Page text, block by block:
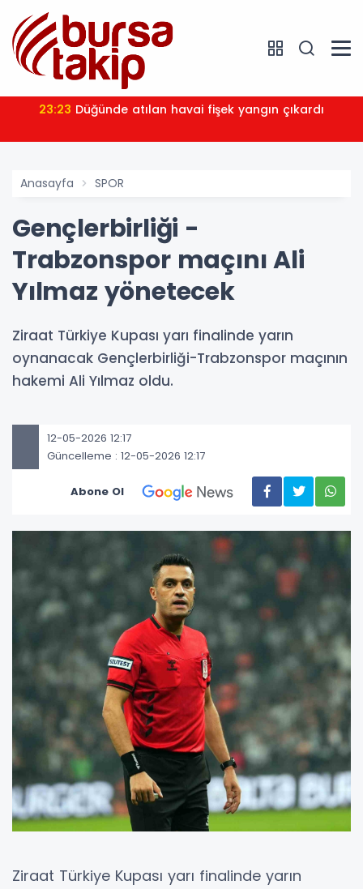
23:23 Düğünde atılan havai fişek yangın çıkardı
Anasayfa SPOR
Gençlerbirliği -
Trabzonspor maçını Ali
Yılmaz yönetecek
Ziraat Türkiye Kupası yarı finalinde yarın
oynanacak Gençlerbirliği-Trabzonspor maçının
hakemi Ali Yılmaz oldu.
12-05-2026 12:17
Güncelleme : 12-05-2026 12:17
Abone Ol
Ziraat Türkiye Kupası yarı finalinde yarın